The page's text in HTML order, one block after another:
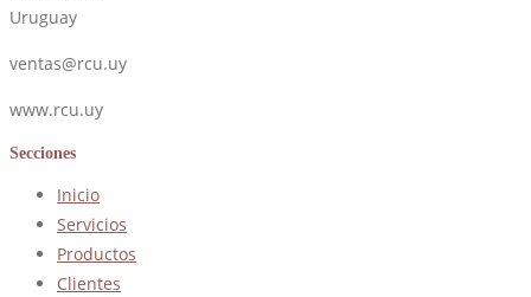
Uruguay
ventas@rcu.uy
www.rcu.uy
Secciones
Inicio
Servicios
Productos
Clientes